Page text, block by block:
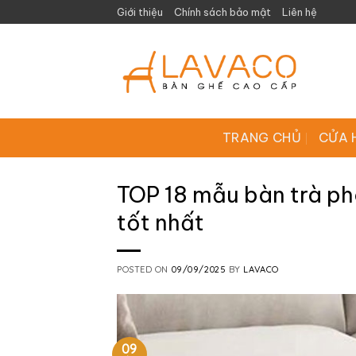
to
Giới thiệu Chính sách bảo mật Liên hệ
TRANG CHỦ CỬA
TOP 18 mẫu bàn trà
tốt nhất
POSTED ON 09/09/2025 BY LAVACO
09